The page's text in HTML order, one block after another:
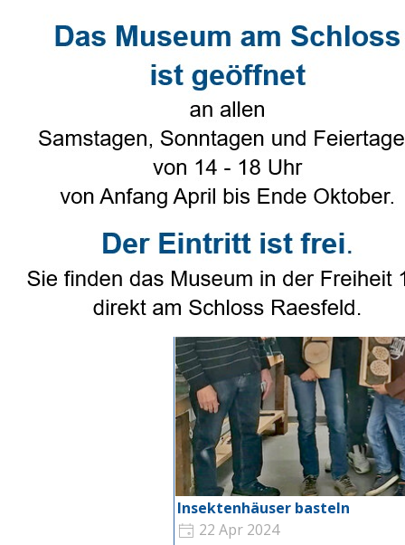
Select Language ▼
Heimatverein ▼Genealogie
Insektenhäuser basteln
22 Apr 2024